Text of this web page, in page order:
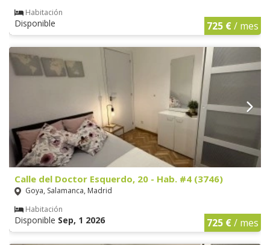
Habitación
Disponible 725 €/ mes
Calle del Doctor Esquerdo, 20 - Hab. #4 (3746)
Goya, Salamanca, Madrid
Habitación
Disponible Sep, 1 2026 725 €/ mes